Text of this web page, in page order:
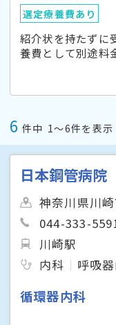
選定療養費あり
紹介状を持たずに
養費として別途料
6 件中 1〜6件を表示
日本鋼管病院
神奈川県川
044-333-
川崎駅
内科
呼吸
循環器内科